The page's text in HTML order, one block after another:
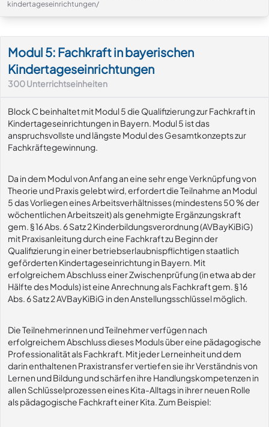
kindertageseinrichtungen/
Modul 5: Fachkraft in bayerischen
Kindertageseinrichtungen
300Unterrichtseinheiten
Block C beinhaltet mit Modul 5 die Qualifizierung zur Fachkraft in
Kindertageseinrichtungen in Bayern. Modul 5 ist das
anspruchsvollste und längste Modul des Gesamtkonzepts zur
Fachkräftegewinnung.
Da in dem Modul von Anfang an eine sehr enge Verknüpfung von
Theorie und Praxis gelebt wird, erfordert die Teilnahme an Modul
5 das Vorliegen eines Arbeitsverhältnisses (mindestens 50 % der
wöchentlichen Arbeitszeit) als genehmigte Ergänzungskraft
gem. § 16 Abs. 6 Satz 2 Kinderbildungsverordnung (AVBayKiBiG)
mit Praxisanleitung durch eine Fachkraft zu Beginn der
Qualifizierung in einer betriebserlaubnispflichtigen staatlich
geförderten Kindertageseinrichtung in Bayern. Mit
erfolgreichem Abschluss einer Zwischenprüfung (in etwa ab der
Hälfte des Moduls) ist eine Anrechnung als Fachkraft gem. § 16
Abs. 6 Satz 2 AVBayKiBiG in den Anstellungsschlüssel möglich.
Die Teilnehmerinnen und Teilnehmer verfügen nach
erfolgreichem Abschluss dieses Moduls über eine pädagogische
Professionalität als Fachkraft. Mit jeder Lerneinheit und dem
darin enthaltenen Praxistransfer vertiefen sie ihr Verständnis von
Lernen und Bildung und schärfen ihre Handlungskompetenzen in
allen Schlüsselprozessen eines Kita-Alltags in ihrer neuen Rolle
als pädagogische Fachkraft einer Kita. Zum Beispiel: